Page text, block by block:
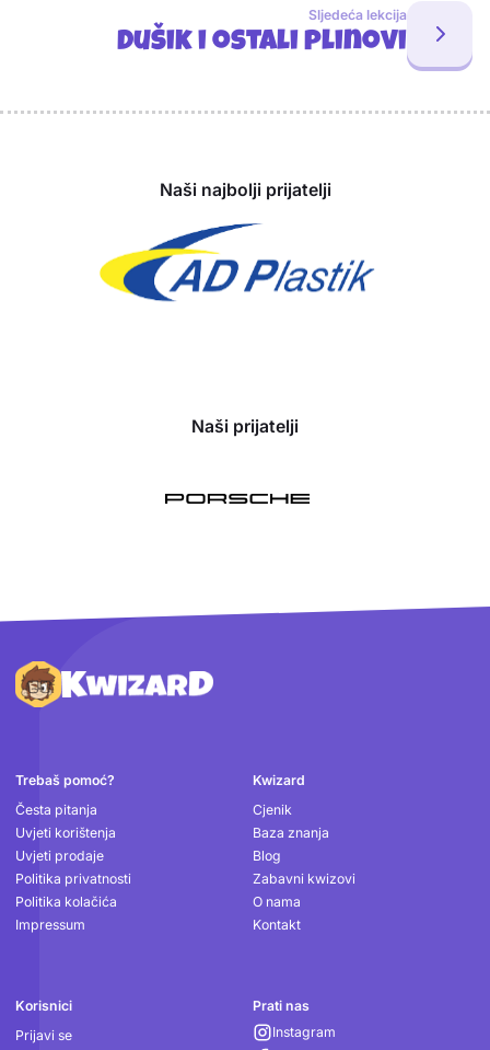
Sljedeća lekcija
Dušik i ostali plinovi
Naši najbolji prijatelji
Naši prijatelji
Podnožje
Trebaš pomoć?
Česta pitanja
Uvjeti korištenja
Uvjeti prodaje
Politika privatnosti
Politika kolačića
Impressum
Kwizard
Cjenik
Baza znanja
Blog
Zabavni kwizovi
O nama
Kontakt
Korisnici
Prijavi se
Prati nas
Instagram